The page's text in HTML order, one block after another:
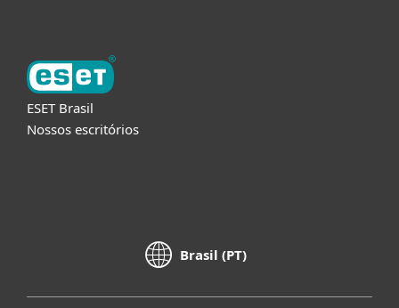
ESET Brasil
Nossos escritórios
Brasil (PT)